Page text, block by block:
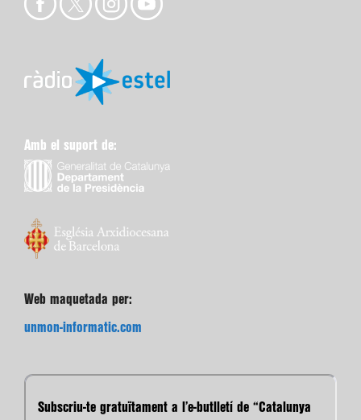
Amb el suport de:
Web maquetada per:
unmon-informatic.com
Subscriu-te gratuïtament a l’e-butlletí de “Catalunya